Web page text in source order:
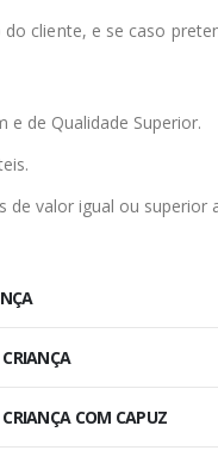
cliente, e se caso
e de Qualidade Superior.
valor igual ou superior
COM CAPUZ